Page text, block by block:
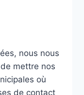
nous nous
mettre nos
où
de contact